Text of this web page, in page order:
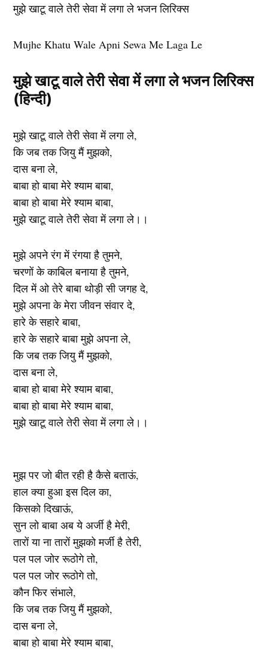
मुझे खाटू वाले तेरी सेवा में लगा ले भजन लिरिक्स
Mujhe Khatu Wale Apni Sewa Me Laga Le
मुझे खाटू वाले तेरी सेवा में लगा ले भजन लिरिक्स
(हिन्दी)
मुझे खाटू वाले तेरी सेवा में लगा ले,
कि जब तक जियु मैं मुझको,
दास बना ले,
बाबा हो बाबा मेरे श्याम बाबा,
बाबा हो बाबा मेरे श्याम बाबा,
मुझे खाटू वाले तेरी सेवा में लगा ले।।
मुझे अपने रंग में रंगया है तुमने,
चरणों के काबिल बनाया है तुमने,
दिल में ओ तेरे बाबा थोड़ी सी जगह दे,
मुझे अपना के मेरा जीवन संवार दे,
हारे के सहारे बाबा,
हारे के सहारे बाबा मुझे अपना ले,
कि जब तक जियु मैं मुझको,
दास बना ले,
बाबा हो बाबा मेरे श्याम बाबा,
बाबा हो बाबा मेरे श्याम बाबा,
मुझे खाटू वाले तेरी सेवा में लगा ले।।
मुझ पर जो बीत रही है कैसे बताऊं,
हाल क्या हुआ इस दिल का,
किसको दिखाऊं,
सुन लो बाबा अब ये अर्जी है मेरी,
तारों या ना तारों मुझको मर्जी है तेरी,
पल पल जोर रूठोगे तो,
पल पल जोर रूठोगे तो,
कौन फिर संभाले,
कि जब तक जियु मैं मुझको,
दास बना ले,
बाबा हो बाबा मेरे श्याम बाबा,